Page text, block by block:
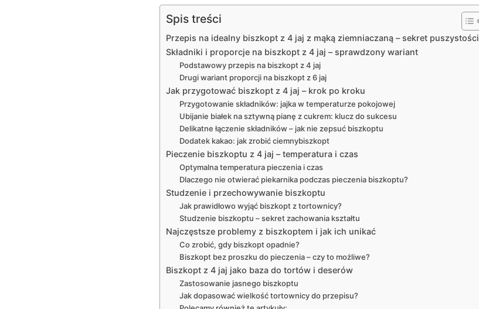
Spis treści
Przepis na idealny biszkopt z 4 jaj z mąką ziemniaczaną – sekret puszystości
Składniki i proporcje na biszkopt z 4 jaj – sprawdzony wariant
Podstawowy przepis na biszkopt z 4 jaj
Drugi wariant proporcji na biszkopt z 6 jaj
Jak przygotować biszkopt z 4 jaj – krok po kroku
Przygotowanie składników: jajka w temperaturze pokojowej
Ubijanie białek na sztywną pianę z cukrem: klucz do sukcesu
Delikatne łączenie składników – jak nie zepsuć biszkoptu
Dodatek kakao: jak zrobić ciemnybiszkopt
Pieczenie biszkoptu z 4 jaj – temperatura i czas
Optymalna temperatura pieczenia i czas
Dlaczego nie otwierać piekarnika podczas pieczenia biszkoptu?
Studzenie i przechowywanie biszkoptu
Jak prawidłowo wyjąć biszkopt z tortownicy?
Studzenie biszkoptu – sekret zachowania kształtu
Najczęstsze problemy z biszkoptem i jak ich unikać
Co zrobić, gdy biszkopt opadnie?
Biszkopt bez proszku do pieczenia – czy to możliwe?
Biszkopt z 4 jaj jako baza do tortów i deserów
Zastosowanie jasnego biszkoptu
Jak dopasować wielkość tortownicy do przepisu?